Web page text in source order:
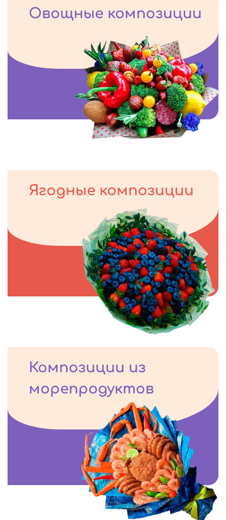
Овощные композиции
Ягодные композиции
Композиции из
морепродуктов